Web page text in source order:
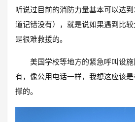
听说过目前的消防力量基本可以达
道记错没有），就是说如果遇到比
是很难救援的。
美国学校等地方的紧急呼叫设
有，像公用电话一样，我想这应该
撑的。